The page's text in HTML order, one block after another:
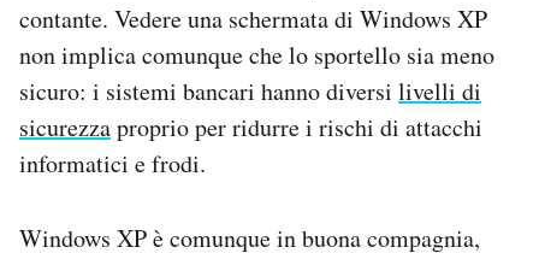
contante. Vedere una schermata di Windows XP
non implica comunque che lo sportello sia meno
sicuro: i sistemi bancari hanno diversi livelli di
sicurezzaproprio per ridurre i rischi di attacchi
informatici e frodi.
Windows XP è comunque in buona compagnia,